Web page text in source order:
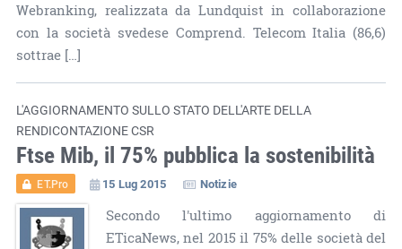
Webranking, realizzata da Lundquist in collaborazione
con la società svedese Comprend. Telecom Italia (86,6)
sottrae […]
L'AGGIORNAMENTO SULLO STATO DELL'ARTE DELLA
RENDICONTAZIONE CSR
Ftse Mib, il 75% pubblica la sostenibilità
ET.Pro 15 Lug 2015 Notizie
Secondo l'ultimo aggiornamento di
ETicaNews, nel 2015 il 75% delle società del